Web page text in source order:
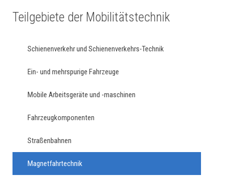
Teilgebiete der Mobilitätstechnik
Schienenverkehr und Schienenverkehrs-Technik
Ein- und mehrspurige Fahrzeuge
Mobile Arbeitsgeräte und -maschinen
Fahrzeugkomponenten
Straßenbahnen
Magnetfahrtechnik